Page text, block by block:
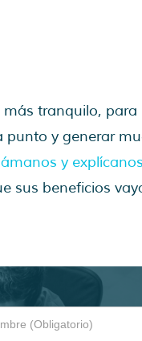
más tranquilo, para
punto y generar
y
sus beneficios